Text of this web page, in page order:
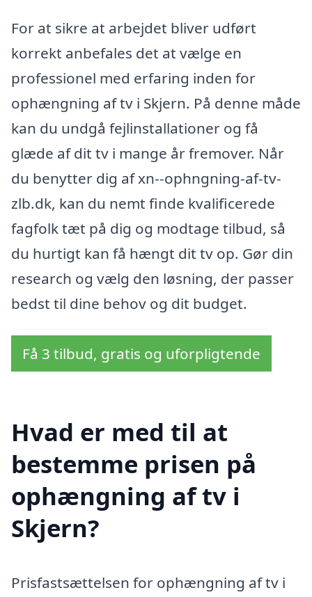
For at sikre at arbejdet bliver udført
korrekt anbefales det at vælge en
professionel med erfaring inden for
ophængning af tv i Skjern. På denne måde
kan du undgå fejlinstallationer og få
glæde af dit tv i mange år fremover. Når
du benytter dig af xn--ophngning-af-tv-
zlb.dk, kan du nemt finde kvalificerede
fagfolk tæt på dig og modtage tilbud, så
du hurtigt kan få hængt dit tv op. Gør din
research og vælg den løsning, der passer
bedst til dine behov og dit budget.
Få 3 tilbud, gratis og uforpligtende
Hvad er med til at
bestemme prisen på
ophængning af tv i
Skjern?
Prisfastsættelsen for ophængning af tv i